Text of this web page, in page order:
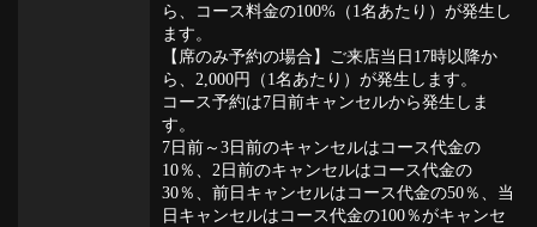
ら、コース料金の100%（1名あたり）が発生し
ます。
【席のみ予約の場合】ご来店当日17時以降か
ら、2,000円（1名あたり）が発生します。
コース予約は7日前キャンセルから発生しま
す。
7日前～3日前のキャンセルはコース代金の
10％、2日前のキャンセルはコース代金の
30％、前日キャンセルはコース代金の50％、当
日キャンセルはコース代金の100％がキャンセ